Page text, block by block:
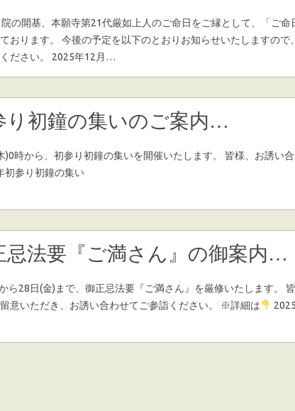
の開基、本願寺第21代厳如上人のご命日をご縁として、「ご命
おります。 今後の予定を以下のとおりお知らせいたしますので
ださい。 2025年12月…
り初鐘の集いのご案内…
)0時から、初参り初鐘の集いを開催いたします。 皆様、お誘い
初参り初鐘の集い
忌法要『ご満さん』の御案内…
ら28日(金)まで、御正忌法要『ご満さん』を厳修いたします。
意いただき、お誘い合わせてご参詣ください。 ※詳細は